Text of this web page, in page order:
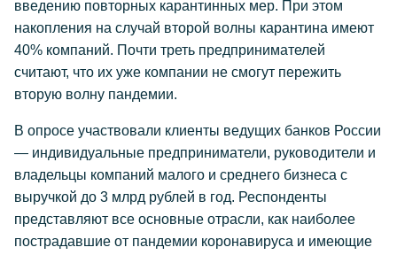
введению повторных карантинных мер. При этом
накопления на случай второй волны карантина имеют
40% компаний. Почти треть предпринимателей
считают, что их уже компании не смогут пережить
вторую волну пандемии.
В опросе участвовали клиенты ведущих банков России
— индивидуальные предприниматели, руководители и
владельцы компаний малого и среднего бизнеса с
выручкой до 3 млрд рублей в год. Респонденты
представляют все основные отрасли, как наиболее
пострадавшие от пандемии коронавируса и имеющие